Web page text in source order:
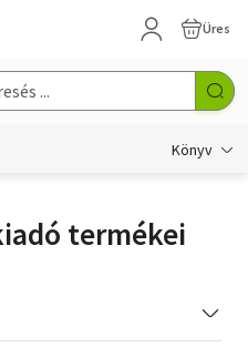
Üres
Könyv
termékei